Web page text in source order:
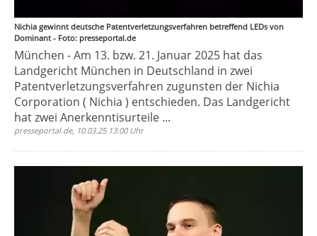
Nichia gewinnt deutsche Patentverletzungsverfahren betreffend LEDs von
Dominant - Foto: presseportal.de
München - Am 13. bzw. 21. Januar 2025 hat das
Landgericht München in Deutschland in zwei
Patentverletzungsverfahren zugunsten der Nichia
Corporation ( Nichia ) entschieden. Das Landgericht
hat zwei Anerkenntisurteile ...
presseportal.de, 10.03.25 13:00 Uhr